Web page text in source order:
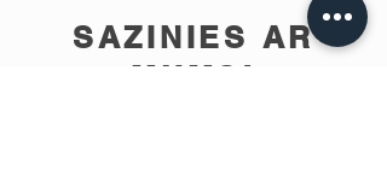
SAZINIES AR
MUMS!